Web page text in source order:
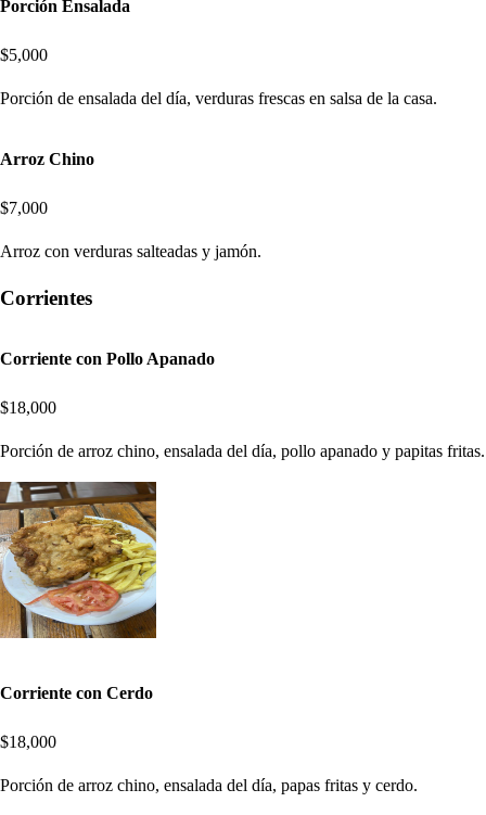
Porción Ensalada
$5,000
Porción de ensalada del día, verduras frescas en salsa de la casa.
Arroz Chino
$7,000
Arroz con verduras salteadas y jamón.
Corrientes
Corriente con Pollo Apanado
$18,000
Porción de arroz chino, ensalada del día, pollo apanado y papitas fritas.
Corriente con Cerdo
$18,000
Porción de arroz chino, ensalada del día, papas fritas y cerdo.